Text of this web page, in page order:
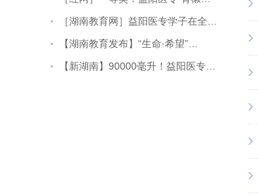
［湖南教育网］益阳医专学子在全…
【湖南教育发布】“生命·希望”…
【新湖南】90000毫升！益阳医专…